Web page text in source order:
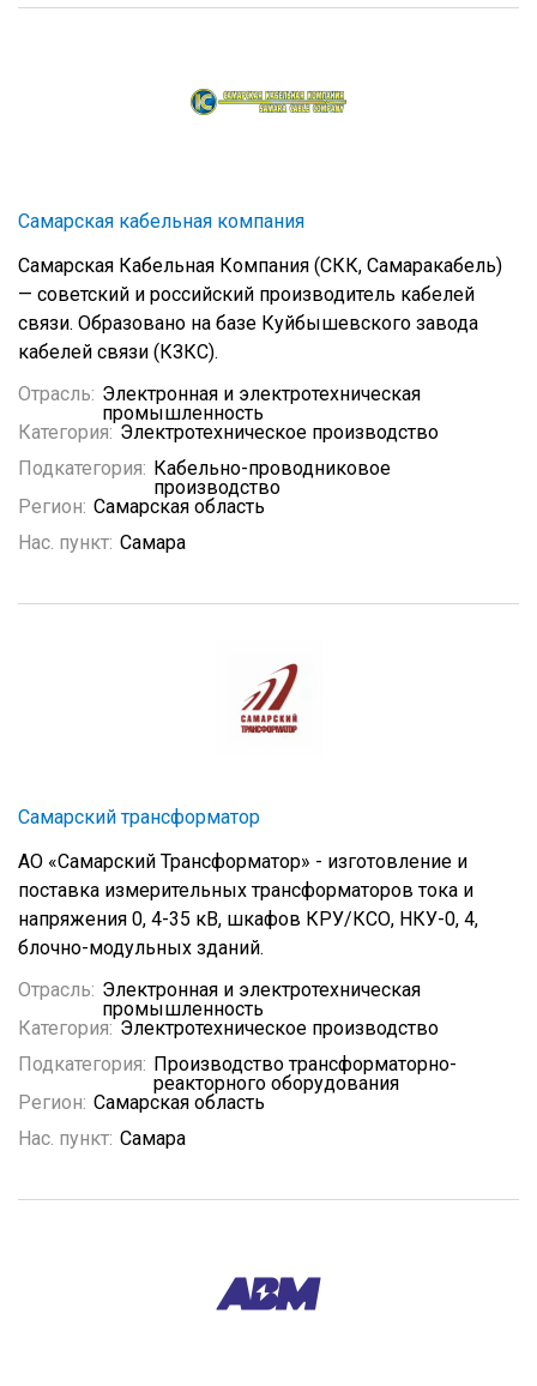
Самарская кабельная компания
Самарская Кабельная Компания (СКК, Самаракабель)
— советский и российский производитель кабелей
связи. Образовано на базе Куйбышевского завода
кабелей связи (КЗКС).
Отрасль: Электронная и электротехническая
промышленность
Категория: Электротехническое производство
Подкатегория: Кабельно-проводниковое
производство
Регион: Самарская область
Нас. пункт: Самара
Самарский трансформатор
АО «Самарский Трансформатор» - изготовление и
поставка измерительных трансформаторов тока и
напряжения 0, 4-35 кВ, шкафов КРУ/КСО, НКУ-0, 4,
блочно-модульных зданий.
Отрасль: Электронная и электротехническая
промышленность
Категория: Электротехническое производство
Подкатегория: Производство трансформаторно-
реакторного оборудования
Регион: Самарская область
Нас. пункт: Самара